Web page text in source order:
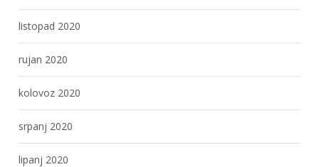
listopad 2020
rujan 2020
kolovoz 2020
srpanj 2020
lipanj 2020